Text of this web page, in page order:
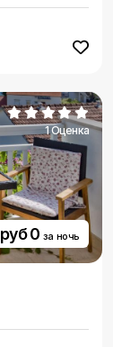
1 Оценка
руб 0 за ночь